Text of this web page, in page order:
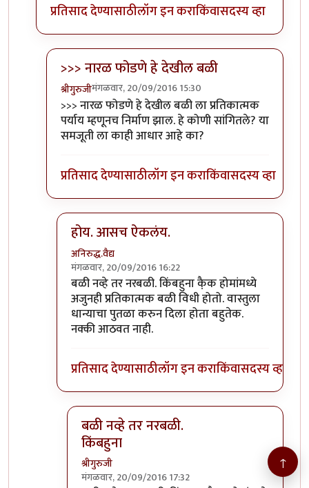
प्रतिसाद देण्यासाठीलॉग इन कराकिंवासदस्य व्हा
>>> नारळ फोडणे हे देखील बळी
श्रीगुरुजीमंगळवार, 20/09/2016 15:30
In reply toखर आहे. जीवो जीवस्य जीवनम|by
>>> नारळ फोडणे हे देखील बळी ला प्रतिकात्मक
पर्याय म्हणूनच निर्माण झाल. हे कोणी सांगितले? या
समजूती ला काही आधार आहे का?
प्रतिसाद देण्यासाठीलॉग इन कराकिंवासदस्य व्हा
होय. आसच ऐकलंय.
अनिरुद्ध.वैद्य
मंगळवार, 20/09/2016 16:22
In reply to>>> नारळ फोडणे हे देखील बळीby
बळी नव्हे तर नरबळी. किंबहुना कै़क होमांमध्ये
अजुनही प्रतिकात्मक बळी विधी होतो. वास्तुला
धान्याचा पुतळा करुन दिला होता बहुतेक.
नक्की आठवत नाही.
प्रतिसाद देण्यासाठीलॉग इन कराकिंवासदस्य व्हा
बळी नव्हे तर नरबळी.
किंबहुना
श्रीगुरुजी
मंगळवार, 20/09/2016 17:32
↑